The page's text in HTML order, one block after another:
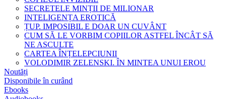
SECRETELE MINȚII DE MILIONAR
INTELIGENȚA EROTICĂ
ȚUP. IMPOSIBIL E DOAR UN CUVÂNT
CUM SĂ LE VORBIM COPIILOR ASTFEL ÎNCÂT SĂ
NE ASCULTE
CARTEA ÎNȚELEPCIUNII
VOLODIMIR ZELENSKI. ÎN MINTEA UNUI EROU
Noutăți
Disponibile în curând
Ebooks